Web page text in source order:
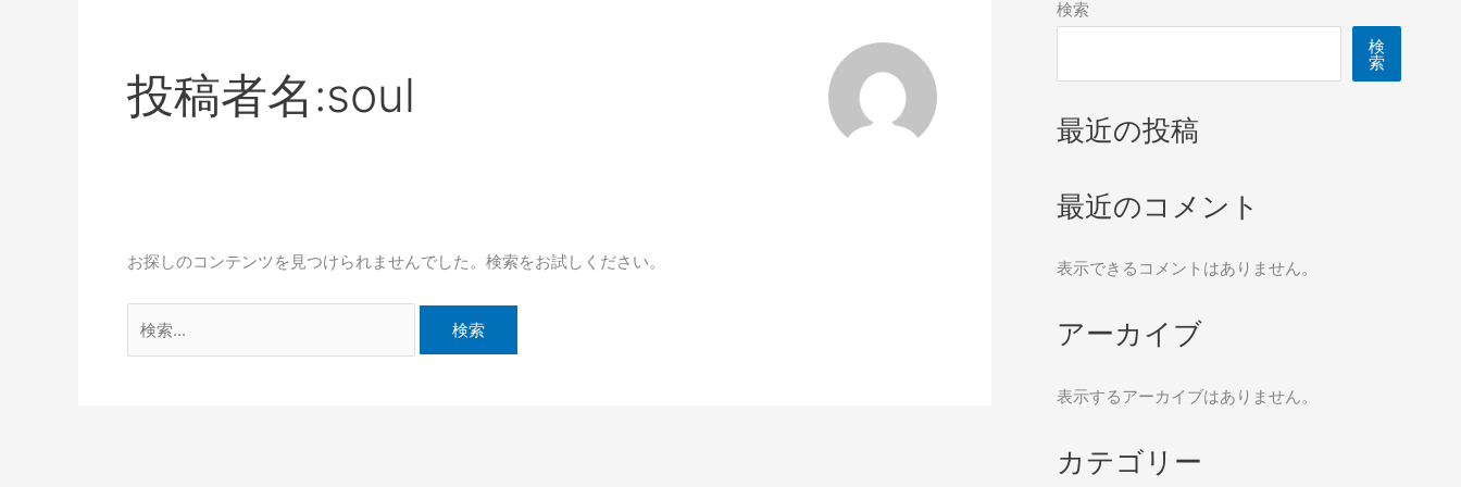
投稿者名:soul
お探しのコンテンツを見つけられませんでした。検索をお試しください。
検索
検
索
最近の投稿
最近のコメント
表示できるコメントはありません。
アーカイブ
表示するアーカイブはありません。
カテゴリー